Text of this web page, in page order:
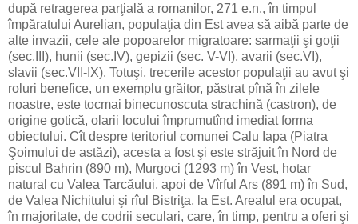
după retragerea parţială a romanilor, 271 e.n., în timpul
împăratului Aurelian, populaţia din Est avea să aibă parte de
alte invazii, cele ale popoarelor migratoare: sarmaţii şi goţii
(sec.III), hunii (sec.IV), gepizii (sec. V-VI), avarii (sec.VI),
slavii (sec.VII-IX). Totuşi, trecerile acestor populaţii au avut şi
roluri benefice, un exemplu grăitor, păstrat pînă în zilele
noastre, este tocmai binecunoscuta strachină (castron), de
origine gotică, olarii locului împrumutînd imediat forma
obiectului. Cît despre teritoriul comunei Calu Iapa (Piatra
Şoimului de astăzi), acesta a fost şi este străjuit în Nord de
piscul Bahrin (890 m), Murgoci (1293 m) în Vest, hotar
natural cu Valea Tarcăului, apoi de Vîrful Ars (891 m) în Sud,
de Valea Nichitului şi rîul Bistriţa, la Est. Arealul era ocupat,
în majoritate, de codrii seculari, care, în timp, pentru a oferi şi